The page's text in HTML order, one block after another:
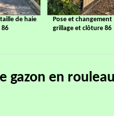
de haie
86
Pose et changement
grillage et clôture 86
gazon en